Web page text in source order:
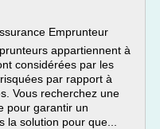
Emprunteur
appartiennent à
considérées par les
par rapport à
Vous recherchez une
pour garantir un
solution pour que...